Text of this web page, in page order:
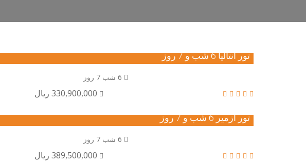
تور آنتالیا 6 شب و 7 روز
330,900,000 ریال
تور ازمیر 6 شب و 7 روز
389,500,000 ریال